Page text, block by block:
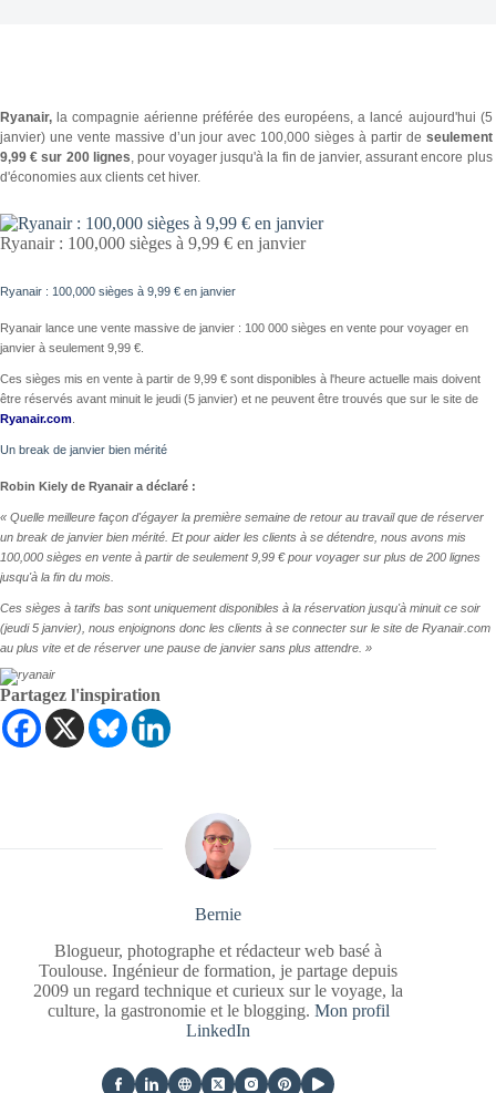
Ryanair, la compagnie aérienne préférée des européens, a lancé aujourd'hui (5
janvier) une vente massive d’un jour avec 100,000 sièges à partir de seulement
9,99 € sur 200 lignes, pour voyager jusqu'à la fin de janvier, assurant encore plus
d'économies aux clients cet hiver.
Ryanair : 100,000 sièges à 9,99 € en janvier
Ryanair : 100,000 sièges à 9,99 € en janvier
Ryanair lance une vente massive de janvier : 100 000 sièges en vente pour voyager en
janvier à seulement 9,99 €.
Ces sièges mis en vente à partir de 9,99 € sont disponibles à l'heure actuelle mais doivent
être réservés avant minuit le jeudi (5 janvier) et ne peuvent être trouvés que sur le site de
Ryanair.com
Un break de janvier bien mérité
Robin Kiely de Ryanair a déclaré :
« Quelle meilleure façon d'égayer la première semaine de retour au travail que de réserver
un break de janvier bien mérité. Et pour aider les clients à se détendre, nous avons mis
100,000 sièges en vente à partir de seulement 9,99 € pour voyager sur plus de 200 lignes
jusqu'à la fin du mois.
Ces sièges à tarifs bas sont uniquement disponibles à la réservation jusqu'à minuit ce soir
(jeudi 5 janvier), nous enjoignons donc les clients à se connecter sur le site de Ryanair.com
au plus vite et de réserver une pause de janvier sans plus attendre. »
Partagez l'inspiration
Bernie
Blogueur, photographe et rédacteur web basé à
Toulouse. Ingénieur de formation, je partage depuis
2009 un regard technique et curieux sur le voyage, la
culture, la gastronomie et le blogging. Mon profil
LinkedIn